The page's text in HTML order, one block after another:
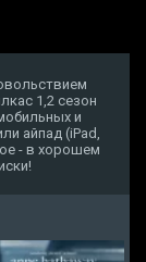
1,2 сезон
и
айпад (iPad,
- в хорошем